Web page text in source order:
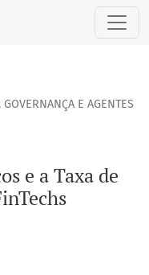
Falência Agregada
E AGENTES
e a Taxa de